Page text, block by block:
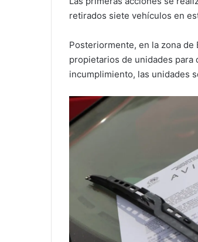
retirados siete vehículos en
Posteriormente, en la zona
propietarios de unidades para
incumplimiento, las unidades